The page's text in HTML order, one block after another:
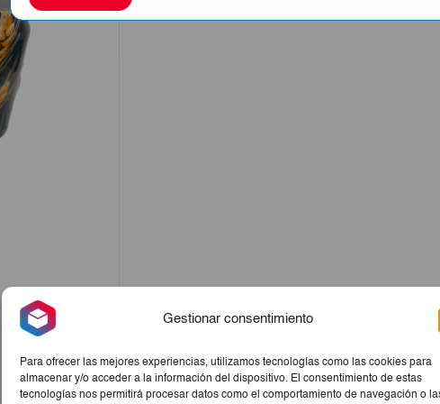
Gestionar consentimiento
Para ofrecer las mejores experiencias, utilizamos tecnologías como las cookies para
almacenar y/o acceder a la información del dispositivo. El consentimiento de estas
tecnologías nos permitirá procesar datos como el comportamiento de navegación o